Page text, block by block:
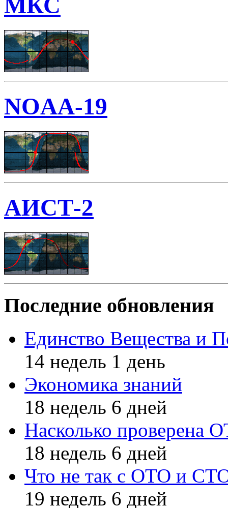
NOAA-19
АИСТ-2
Последние обновления
Единство Вещества и
14 недель 1 день
Экономика знаний
18 недель 6 дней
Насколько проверена
18 недель 6 дней
Что не так с ОТО и
19 недель 6 дней